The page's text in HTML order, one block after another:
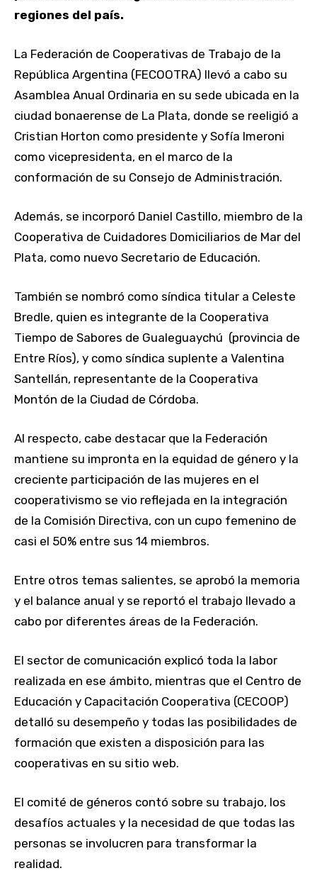
regiones del país.
La Federación de Cooperativas de Trabajo de la
República Argentina (FECOOTRA) llevó a cabo su
Asamblea Anual Ordinaria en su sede ubicada en la
ciudad bonaerense de La Plata, donde se reeligió a
Cristian Horton como presidente y Sofía Imeroni
como vicepresidenta, en el marco de la
conformación de su Consejo de Administración.
Además, se incorporó Daniel Castillo, miembro de la
Cooperativa de Cuidadores Domiciliarios de Mar del
Plata, como nuevo Secretario de Educación.
También se nombró como síndica titular a Celeste
Bredle, quien es integrante de la Cooperativa
Tiempo de Sabores de Gualeguaychú (provincia de
Entre Ríos), y como síndica suplente a Valentina
Santellán, representante de la Cooperativa
Montón de la Ciudad de Córdoba.
Al respecto, cabe destacar que la Federación
mantiene su impronta en la equidad de género y la
creciente participación de las mujeres en el
cooperativismo se vio reflejada en la integración
de la Comisión Directiva, con un cupo femenino de
casi el 50% entre sus 14 miembros.
Entre otros temas salientes, se aprobó la memoria
y el balance anual y se reportó el trabajo llevado a
cabo por diferentes áreas de la Federación.
El sector de comunicación explicó toda la labor
realizada en ese ámbito, mientras que el Centro de
Educación y Capacitación Cooperativa (CECOOP)
detalló su desempeño y todas las posibilidades de
formación que existen a disposición para las
cooperativas en su sitio web.
El comité de géneros contó sobre su trabajo, los
desafíos actuales y la necesidad de que todas las
personas se involucren para transformar la
realidad.